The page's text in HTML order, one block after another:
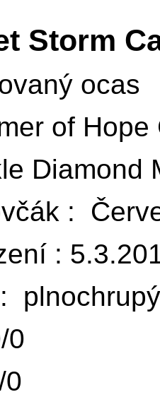
Storm
ocas
of
Diamond
:
:
0
0